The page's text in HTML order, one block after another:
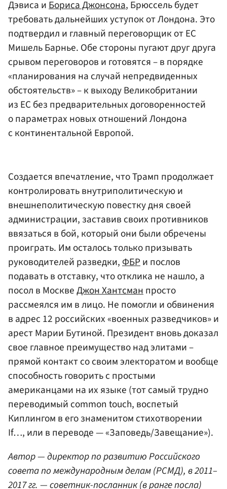
Дэвиса иБориса Джонсона, Брюссель будет
требовать дальнейших уступок от Лондона. Это
подтвердил и главный переговорщик от ЕС
Мишель Барнье. Обе стороны пугают друг друга
срывом переговоров и готовятся – в порядке
«планирования на случай непредвиденных
обстоятельств» – к выходу Великобритании
из ЕС без предварительных договоренностей
о параметрах новых отношений Лондона
с континентальной Европой.
Создается впечатление, что Трамп продолжает
контролировать внутриполитическую и
внешнеполитическую повестку дня своей
администрации, заставив своих противников
ввязаться в бой, который они были обречены
проиграть. Им осталось только призывать
руководителей разведки,ФБРи послов
подавать в отставку, что отклика не нашло, а
посол в МосквеДжон Хантсманпросто
рассмеялся им в лицо. Не помогли и обвинения
в адрес 12 российских «военных разведчиков» и
арест Марии Бутиной. Президент вновь доказал
свое главное преимущество над элитами –
прямой контакт со своим электоратом и вообще
способность говорить с простыми
американцами на их языке (тот самый трудно
переводимый common touch, воспетый
Киплингом в его знаменитом стихотворении
If…, или в переводе — «Заповедь/Завещание»).
Автор — директор по развитию Российского
совета по международным делам (РСМД), в 2011–
2017 гг. — советник-посланник (в ранге посла)